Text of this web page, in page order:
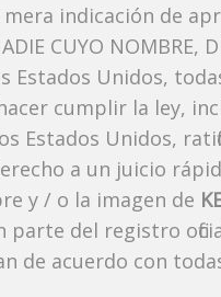
indicación de
CUYO NOMBRE,
Estados Unidos,
cumplir la ley,
Estados Unidos,
a un juicio
y / o la imagen de
del registro
de acuerdo con